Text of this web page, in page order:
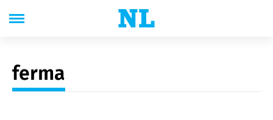
ferma